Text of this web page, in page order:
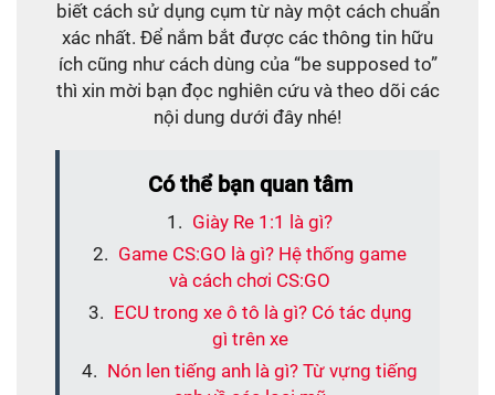
biết cách sử dụng cụm từ này một cách chuẩn
xác nhất. Để nắm bắt được các thông tin hữu
ích cũng như cách dùng của “be supposed to”
thì xin mời bạn đọc nghiên cứu và theo dõi các
nội dung dưới đây nhé!
Có thể bạn quan tâm
Giày Re 1:1 là gì?
Game CS:GO là gì? Hệ thống game
và cách chơi CS:GO
ECU trong xe ô tô là gì? Có tác dụng
gì trên xe
Nón len tiếng anh là gì? Từ vựng tiếng